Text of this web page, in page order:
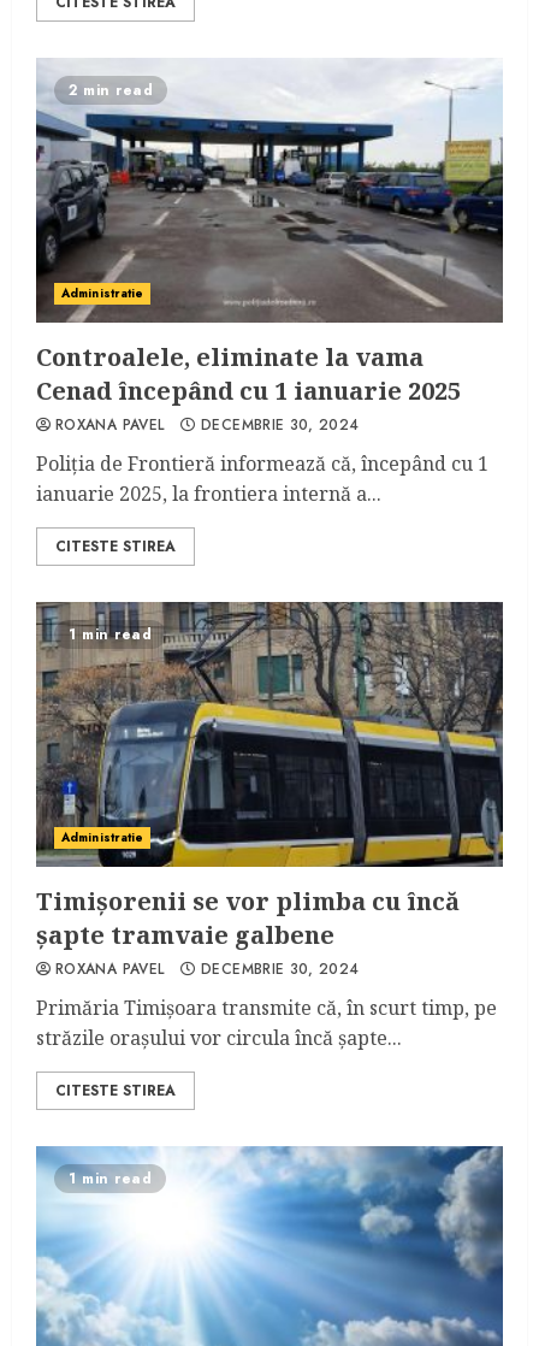
2 min read
Administratie
Controalele, eliminate la vama
Cenad începând cu 1 ianuarie 2025
ROXANA PAVEL DECEMBRIE 30, 2024
Poliția de Frontieră informează că, începând cu 1
ianuarie 2025, la frontiera internă a...
CITESTE STIREA
1 min read
Administratie
Timișorenii se vor plimba cu încă
șapte tramvaie galbene
ROXANA PAVEL DECEMBRIE 30, 2024
Primăria Timișoara transmite că, în scurt timp, pe
străzile orașului vor circula încă șapte...
CITESTE STIREA
1 min read